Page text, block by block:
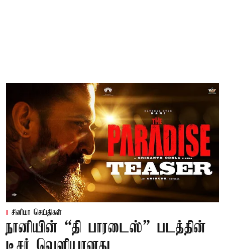
சினிமா செய்திகள்
நானியின் “தி பாரடைஸ்” படத்தின்